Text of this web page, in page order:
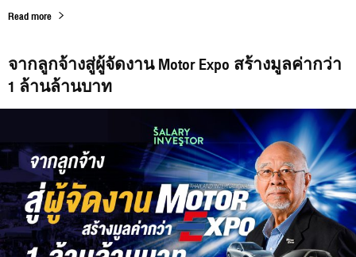
Read more
จากลูกจ้างสู่ผู้จัดงาน Motor Expo สร้างมูลค่ากว่า
1 ล้านล้านบาท